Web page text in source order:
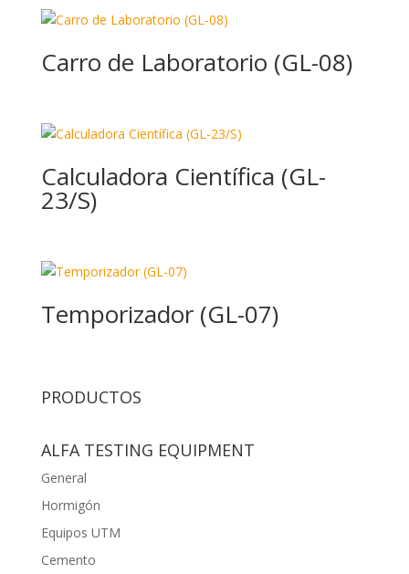
Carro de Laboratorio (GL-08)
Calculadora Científica (GL-
23/S)
Temporizador (GL-07)
PRODUCTOS
ALFA TESTING EQUIPMENT
General
Hormigón
Equipos UTM
Cemento